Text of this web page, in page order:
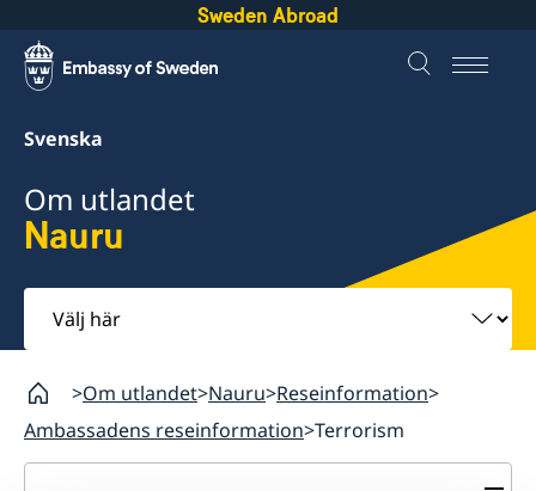
Sweden Abroad
Svenska
Om utlandet
Nauru
Välj
här
Om utlandet Nauru Reseinformation
Ambassadens reseinformation Terrorism